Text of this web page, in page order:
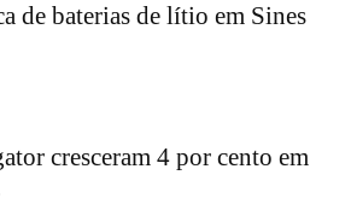
de baterias de lítio em Sines
cresceram 4 por cento em